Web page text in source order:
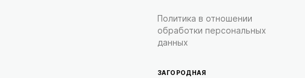
Политика в отношении
обработки персональных
данных
ЗАГОРОДНАЯ